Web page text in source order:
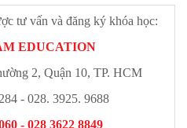
tư vấn và đăng ký khóa học:
EDUCATION
2, Quận 10, TP. HCM
- 028. 3925. 9688
- 028 3622 8849